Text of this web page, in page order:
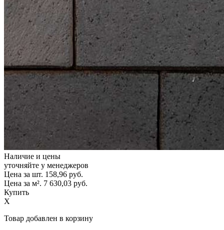
Наличие и цены
уточняйте у менеджеров
Цена за шт. 158,96 руб.
Цена за м². 7 630,03 руб.
Купить
X
Товар добавлен в корзину